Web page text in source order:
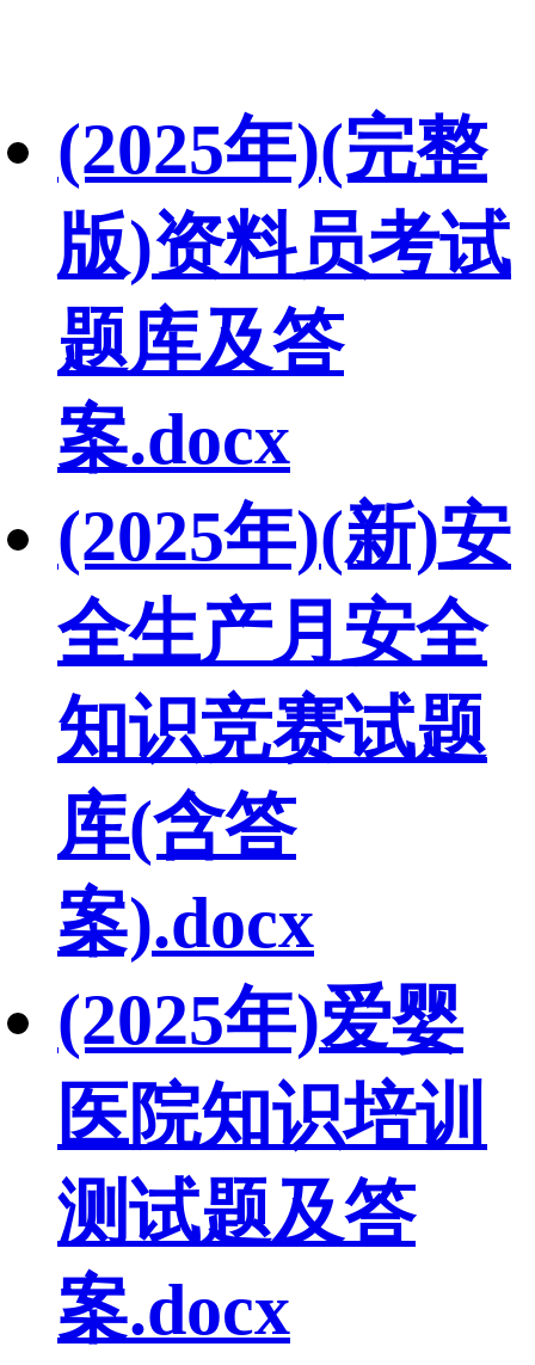
(2025年)(完整
版)资料员考试
题库及答
案.docx
(2025年)(新)安
全生产月安全
知识竞赛试题
库(含答
案).docx
(2025年)爱婴
医院知识培训
测试题及答
案.docx